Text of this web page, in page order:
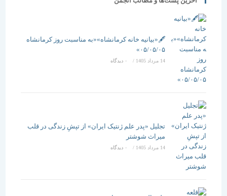
🖋️«بیانیه خانه کرمانشاه»«به مناسبت روز کرمانشاه
۰۵/۰۵/۰۵»
/ ۰ دیدگاه
تجلیل «پدر علم ژنتیک ایران» از تپشِ زندگی در قلب
میراث شوشتر
/ ۰ دیدگاه